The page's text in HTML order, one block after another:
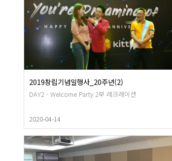
2019창립기념일행사_20주년(2)
DAY2 - Welcome Party 2부 레크레이션
2020-04-14